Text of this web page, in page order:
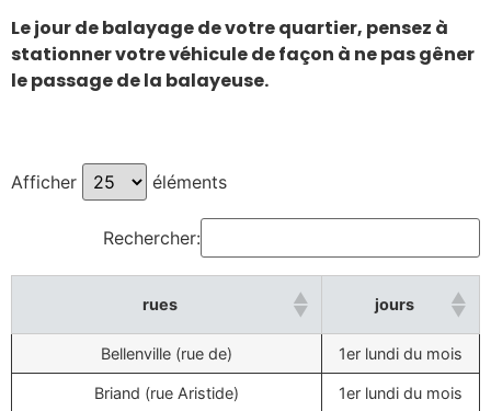
Le jour de balayage de votre quartier, pensez à
stationner votre véhicule de façon à ne pas gêner
le passage de la balayeuse.
Afficher éléments
Rechercher:
rues jours
Bellenville (rue de) 1er lundi du mois
Briand (rue Aristide) 1er lundi du mois